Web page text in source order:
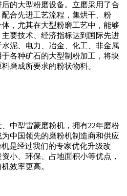
的大型粉磨设备。立磨采用了合
合先进工艺流程，集烘干、粉
，尤其在大型粉磨工艺中，能够
要技术、经济指标达到国际先进
泥、电力、冶金、化工、非金属
各种矿石的大型制粉加工，将块
磨成所要求的粉状物料。
中型雷蒙磨粉机，拥有22年磨粉
中国领先的磨粉机制造商和供应
是经过我们的专家优化升级改
小、环保、占地面积小等优点，
效率更高。